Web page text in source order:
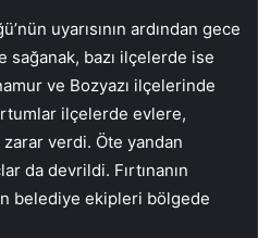
uyarısının ardından gece
bazı ilçelerde ise
ve Bozyazı ilçelerinde
ilçelerde evlere,
verdi. Öte yandan
da devrildi. Fırtınanın
belediye ekipleri bölgede